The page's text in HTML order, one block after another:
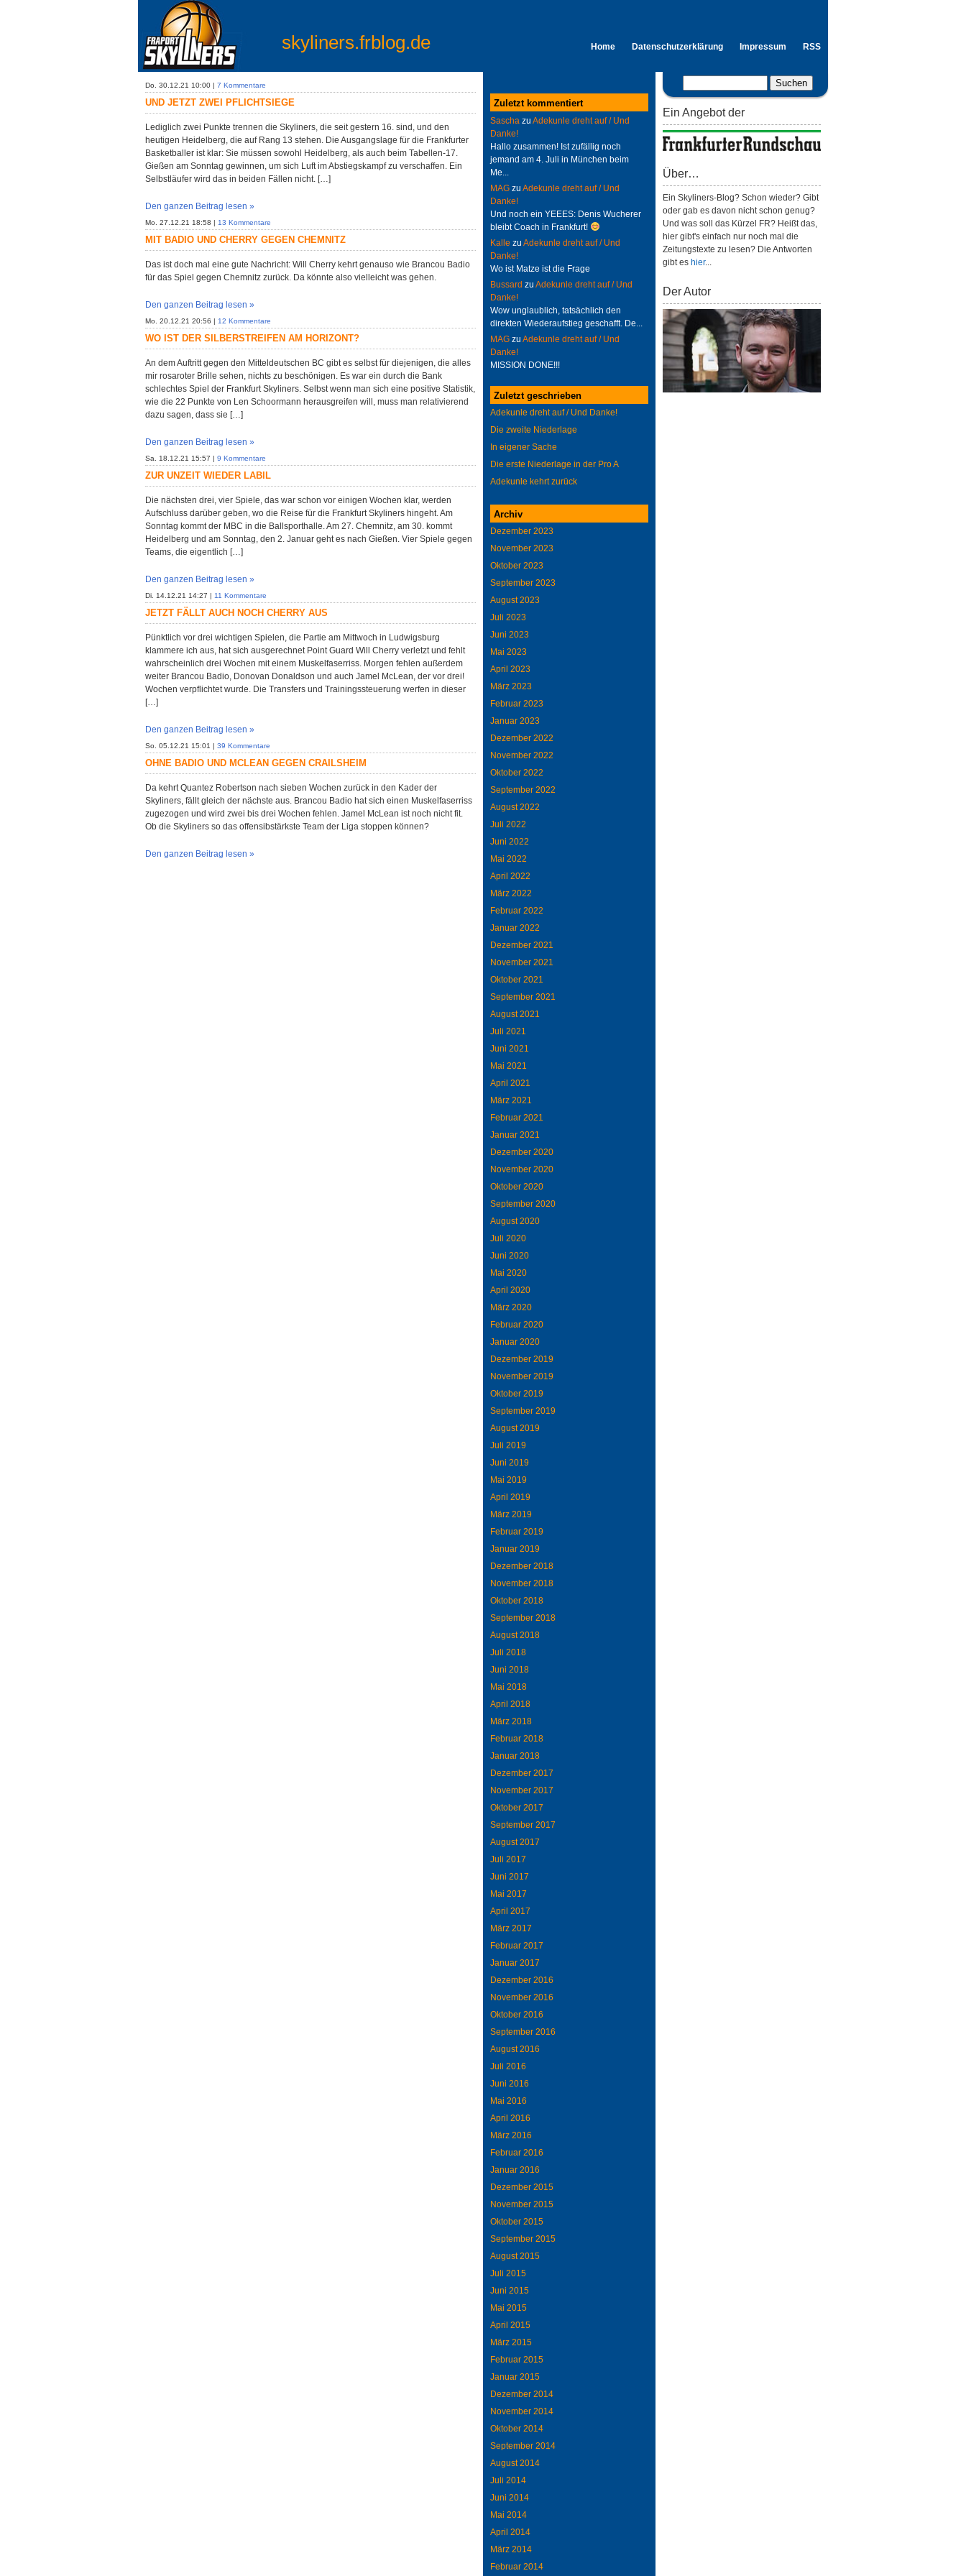
skyliners.frblog.de Home Datenschutzerklärung Impressum RSS
Do. 30.12.21 10:00 | 7 Kommentare
UND JETZT ZWEI PFLICHTSIEGE
Lediglich zwei Punkte trennen die Skyliners, die seit gestern 16. sind, und den
heutigen Heidelberg, die auf Rang 13 stehen. Die Ausgangslage für die Frankfurter
Basketballer ist klar: Sie müssen sowohl Heidelberg, als auch beim Tabellen-17.
Gießen am Sonntag gewinnen, um sich Luft im Abstiegskampf zu verschaffen. Ein
Selbstläufer wird das in beiden Fällen nicht. […]
Den ganzen Beitrag lesen »
Mo. 27.12.21 18:58 | 13 Kommentare
MIT BADIO UND CHERRY GEGEN CHEMNITZ
Das ist doch mal eine gute Nachricht: Will Cherry kehrt genauso wie Brancou Badio
für das Spiel gegen Chemnitz zurück. Da könnte also vielleicht was gehen.
Den ganzen Beitrag lesen »
Mo. 20.12.21 20:56 | 12 Kommentare
WO IST DER SILBERSTREIFEN AM HORIZONT?
An dem Auftritt gegen den Mitteldeutschen BC gibt es selbst für diejenigen, die alles
mir rosaroter Brille sehen, nichts zu beschönigen. Es war ein durch die Bank
schlechtes Spiel der Frankfurt Skyliners. Selbst wenn man sich eine positive Statistik,
wie die 22 Punkte von Len Schoormann herausgreifen will, muss man relativierend
dazu sagen, dass sie […]
Den ganzen Beitrag lesen »
Sa. 18.12.21 15:57 | 9 Kommentare
ZUR UNZEIT WIEDER LABIL
Die nächsten drei, vier Spiele, das war schon vor einigen Wochen klar, werden
Aufschluss darüber geben, wo die Reise für die Frankfurt Skyliners hingeht. Am
Sonntag kommt der MBC in die Ballsporthalle. Am 27. Chemnitz, am 30. kommt
Heidelberg und am Sonntag, den 2. Januar geht es nach Gießen. Vier Spiele gegen
Teams, die eigentlich […]
Den ganzen Beitrag lesen »
Di. 14.12.21 14:27 | 11 Kommentare
JETZT FÄLLT AUCH NOCH CHERRY AUS
Pünktlich vor drei wichtigen Spielen, die Partie am Mittwoch in Ludwigsburg
klammere ich aus, hat sich ausgerechnet Point Guard Will Cherry verletzt und fehlt
wahrscheinlich drei Wochen mit einem Muskelfaserriss. Morgen fehlen außerdem
weiter Brancou Badio, Donovan Donaldson und auch Jamel McLean, der vor drei!
Wochen verpflichtet wurde. Die Transfers und Trainingssteuerung werfen in dieser
[…]
Den ganzen Beitrag lesen »
So. 05.12.21 15:01 | 39 Kommentare
OHNE BADIO UND MCLEAN GEGEN CRAILSHEIM
Da kehrt Quantez Robertson nach sieben Wochen zurück in den Kader der
Skyliners, fällt gleich der nächste aus. Brancou Badio hat sich einen Muskelfaserriss
zugezogen und wird zwei bis drei Wochen fehlen. Jamel McLean ist noch nicht fit.
Ob die Skyliners so das offensibstärkste Team der Liga stoppen können?
Den ganzen Beitrag lesen »
Zuletzt kommentiert
Sascha zu Adekunle dreht auf / Und
Danke!
Hallo zusammen! Ist zufällig noch
jemand am 4. Juli in München beim
Me...
MAG zu Adekunle dreht auf / Und
Danke!
Und noch ein YEEES: Denis Wucherer
bleibt Coach in Frankfurt!
Kalle zu Adekunle dreht auf / Und
Danke!
Wo ist Matze ist die Frage
Bussard zu Adekunle dreht auf / Und
Danke!
Wow unglaublich, tatsächlich den
direkten Wiederaufstieg geschafft. De...
MAG zu Adekunle dreht auf / Und
Danke!
MISSION DONE!!!
Zuletzt geschrieben
Adekunle dreht auf / Und Danke!
Die zweite Niederlage
In eigener Sache
Die erste Niederlage in der Pro A
Adekunle kehrt zurück
Archiv
Dezember 2023
November 2023
Oktober 2023
September 2023
August 2023
Juli 2023
Juni 2023
Mai 2023
April 2023
März 2023
Februar 2023
Januar 2023
Dezember 2022
November 2022
Oktober 2022
September 2022
August 2022
Juli 2022
Juni 2022
Mai 2022
April 2022
März 2022
Februar 2022
Januar 2022
Dezember 2021
November 2021
Oktober 2021
September 2021
August 2021
Juli 2021
Juni 2021
Mai 2021
April 2021
März 2021
Februar 2021
Januar 2021
Dezember 2020
November 2020
Oktober 2020
September 2020
August 2020
Juli 2020
Juni 2020
Mai 2020
April 2020
März 2020
Februar 2020
Januar 2020
Dezember 2019
November 2019
Oktober 2019
September 2019
August 2019
Juli 2019
Juni 2019
Mai 2019
April 2019
März 2019
Februar 2019
Januar 2019
Dezember 2018
November 2018
Oktober 2018
September 2018
August 2018
Juli 2018
Juni 2018
Mai 2018
April 2018
März 2018
Februar 2018
Januar 2018
Dezember 2017
November 2017
Oktober 2017
September 2017
August 2017
Juli 2017
Juni 2017
Mai 2017
April 2017
März 2017
Februar 2017
Januar 2017
Dezember 2016
November 2016
Oktober 2016
September 2016
August 2016
Juli 2016
Juni 2016
Mai 2016
April 2016
März 2016
Februar 2016
Januar 2016
Dezember 2015
November 2015
Oktober 2015
September 2015
August 2015
Juli 2015
Juni 2015
Mai 2015
April 2015
März 2015
Februar 2015
Januar 2015
Dezember 2014
November 2014
Oktober 2014
September 2014
August 2014
Juli 2014
Juni 2014
Mai 2014
April 2014
März 2014
Februar 2014
Ein Angebot der
Über…
Ein Skyliners-Blog? Schon wieder? Gibt
oder gab es davon nicht schon genug?
Und was soll das Kürzel FR? Heißt das,
hier gibt's einfach nur noch mal die
Zeitungstexte zu lesen? Die Antworten
gibt es hier...
Der Autor